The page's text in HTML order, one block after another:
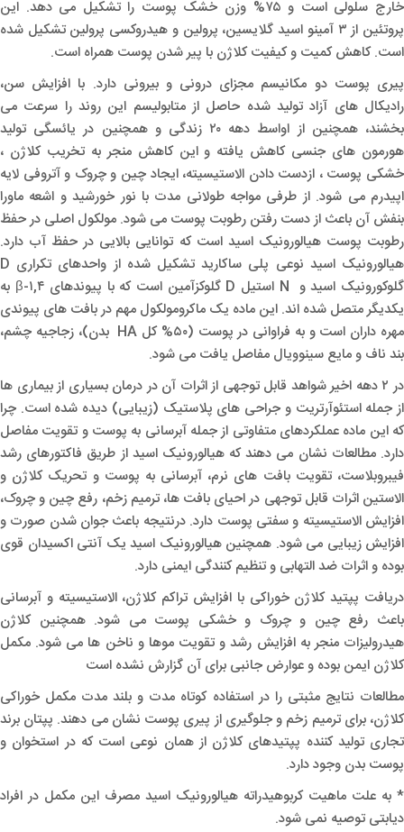
خارج سلولی است و ۷۵% وزن خشک پوست را تشکیل می دهد. این
پروتئین از ۳ آمینو اسید گلایسین، پرولین و هیدروکسی پرولین تشکیل شده
است. کاهش کمیت و کیفیت کلاژن با پیر شدن پوست همراه است.
پیری پوست دو مکانیسم مجزای درونی و بیرونی دارد. با افزایش سن،
رادیکال های آزاد تولید شده حاصل از متابولیسم این روند را سرعت می
بخشند، همچنین از اواسط دهه ۲۰ زندگی و همچنین در یائسگی تولید
هورمون های جنسی کاهش یافته و این کاهش منجر به تخریب کلاژن ،
خشکی پوست ، ازدست دادن الاستیسیته، ایجاد چین و چروک و آتروفی لایه
اپیدرم می شود. از طرفی مواجه طولانی مدت با نور خورشید و اشعه ماورا
بنفش آن باعث از دست رفتن رطوبت پوست می شود. مولکول اصلی در حفظ
رطوبت پوست هیالورونیک اسید است که توانایی بالایی در حفظ آب دارد.
هیالورونیک اسید نوعی پلی ساکارید تشکیل شده از واحدهای تکراری D
گلوکورونیک اسید و N استیل D گلوکزآمین است که با پیوندهای β-۱,۴ به
یکدیگر متصل شده اند. این ماده یک ماکرومولکول مهم در بافت های پیوندی
مهره داران است و به فراوانی در پوست (۵۰% کل HA بدن)، زجاجیه چشم،
بند ناف و مایع سینوویال مفاصل یافت می شود.
در ۲ دهه اخیر شواهد قابل توجهی از اثرات آن در درمان بسیاری از بیماری ها
از جمله استئوآرتریت و جراحی های پلاستیک (زیبایی) دیده شده است. چرا
که این ماده عملکردهای متفاوتی از جمله آبرسانی به پوست و تقویت مفاصل
دارد. مطالعات نشان می دهند که هیالورونیک اسید از طریق فاکتورهای رشد
فیبروبلاست، تقویت بافت های نرم، آبرسانی به پوست و تحریک کلاژن و
الاستین اثرات قابل توجهی در احیای بافت ها، ترمیم زخم، رفع چین و چروک،
افزایش الاستیسیته و سفتی پوست دارد. درنتیجه باعث جوان شدن صورت و
افزایش زیبایی می شود. همچنین هیالورونیک اسید یک آنتی اکسیدان قوی
بوده و اثرات ضد التهابی و تنظیم کنندگی ایمنی دارد.
دریافت پپتید کلاژن خوراکی با افزایش تراکم کلاژن، الاستیسیته و آبرسانی
باعث رفع چین و چروک و خشکی پوست می شود. همچنین کلاژن
هیدرولیزات منجر به افزایش رشد و تقویت موها و ناخن ها می شود. مکمل
کلاژن ایمن بوده و عوارض جانبی برای آن گزارش نشده است
مطالعات نتایج مثبتی را در استفاده کوتاه مدت و بلند مدت مکمل خوراکی
کلاژن، برای ترمیم زخم و جلوگیری از پیری پوست نشان می دهند. پپتان برند
تجاری تولید کننده پپتیدهای کلاژن از همان نوعی است که در استخوان و
پوست بدن وجود دارد.
* به علت ماهیت کربوهیدراته هیالورونیک اسید مصرف این مکمل در افراد
دیابتی توصیه نمی شود.